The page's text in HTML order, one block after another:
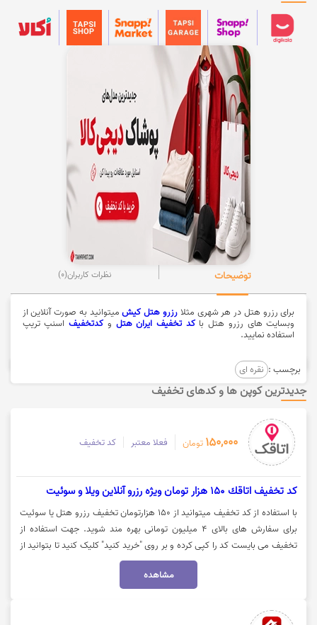
توضیحات نظرات کاربران(0)
برای رزرو هتل در هر شهری مثلا رزرو هتل کیشمیتوانید به صورت آنلاین از
وبسایت های رزرو هتل با کد تخفیف ایران هتل و کدتخفیفاسنپ تریپ
استفاده نمایید.
برچسب : نقره ای
جدیدترین کوپن ها و کدهای تخفیف
150,000 تومان فعلا معتبر کد تخفیف
كد تخفيف اتاقك 150 هزار تومان ویژه رزرو آنلاین ویلا و سوئیت
با استفاده از کد تخفیف میتوانید از 150 هزارتومان تخفیف رزرو هتل یا سوئیت
برای سفارش های بالای 4 میلیون تومانی بهره مند شوید. جهت استفاده از
تخفیف می بایست کد را کپی کرده و بر روی "خرید کنید" کلیک کنید تا بتوانید از
مشاهده